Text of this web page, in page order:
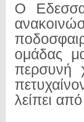
Ο
ομάδας
περσυνή
λείπει